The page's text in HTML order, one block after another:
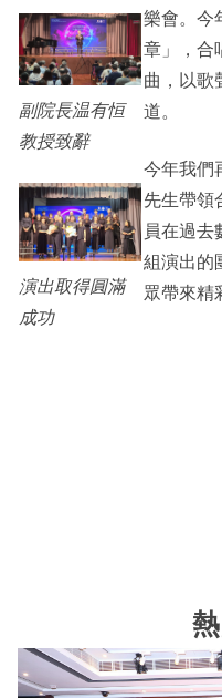
副院長温有恒
教授致辭
演出取得圓滿
成功
樂會。今
章」，合
曲，以歌
道。
今年我們
先生帶領
員在過
組演出的
眾帶來精